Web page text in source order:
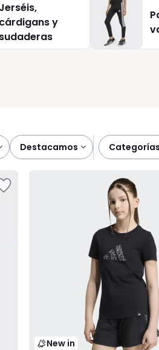
Jerséis,
cárdigans y
sudaderas
destacamos categorías
New in